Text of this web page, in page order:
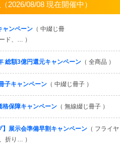
（2026/08/08 現在開催中）
ャンペーン （ 中綴じ冊
ド、… ）
総額3億円還元キャンペーン （ 全商品 ）
子キャンペーン （ 中綴じ冊子 ）
格保障キャンペーン （ 無線綴じ冊子 ）
】展示会準備早割キャンペーン （ フライヤ
折り… ）